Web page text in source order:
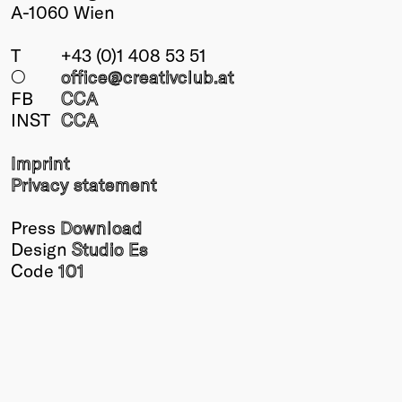
A-1060 Wien
T
+43 (0)1 408 53 51
○
office@creativclub.at
FB
CCA
INST CCA
Imprint
Privacy statement
Press Download
Design Studio Es
Code 101